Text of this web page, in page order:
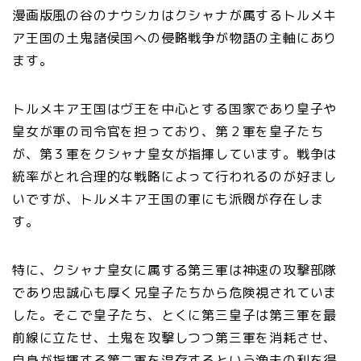
漫画版風の谷のナウシカはクシャナが属するトルメキ
ア王国の土鬼諸侯国への侵略戦争が物語の主軸にあり
ます。
トルメキア王国はヴ王を中心とする国家であり皇子や
皇女が軍の司令官を担っており、第２軍を皇子たち
が、第３軍をクシャナ皇女が指揮しています。戦争は
統率がとれ合理的な戦略によって行われるのが好まし
いですが、トルメキア王国の軍にも派閥が存在しま
す。
特に、クシャナ皇女に属する第三軍は神速の攻撃部隊
であり忠誠心も厚く兄皇子たちから危険視されていま
した。そこで皇子たち、とくに第三皇子は第三軍を最
前線に立たせ、土鬼を攻撃しつつ第三軍を消耗させ、